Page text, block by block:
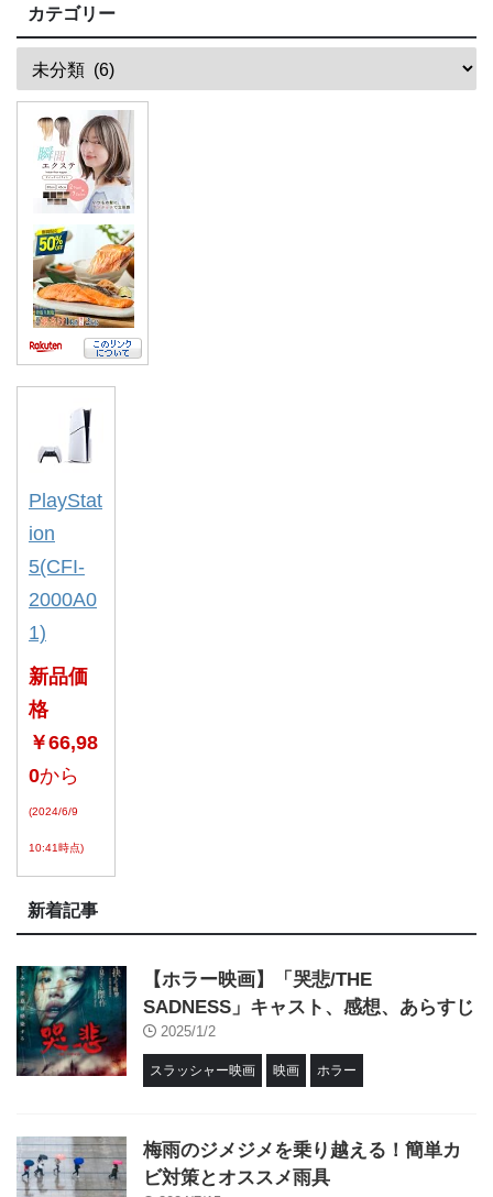
カテゴリー
PlayStat
ion
5(CFI-
2000A0
1)
新品価
格
￥66,98
0から
(2024/6/9
10:41時点)
新着記事
【ホラー映画】「哭悲/THE
SADNESS」キャスト、感想、あらすじ
2025/1/2
スラッシャー映画 映画 ホラー
梅雨のジメジメを乗り越える！簡単カ
ビ対策とオススメ雨具